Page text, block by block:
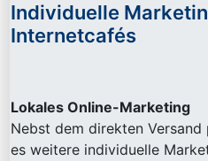
Individuelle
Internetcafés
Lokales Online-Marketing
Nebst dem direkten
es weitere individuelle